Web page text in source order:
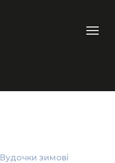
Вудочки зимові